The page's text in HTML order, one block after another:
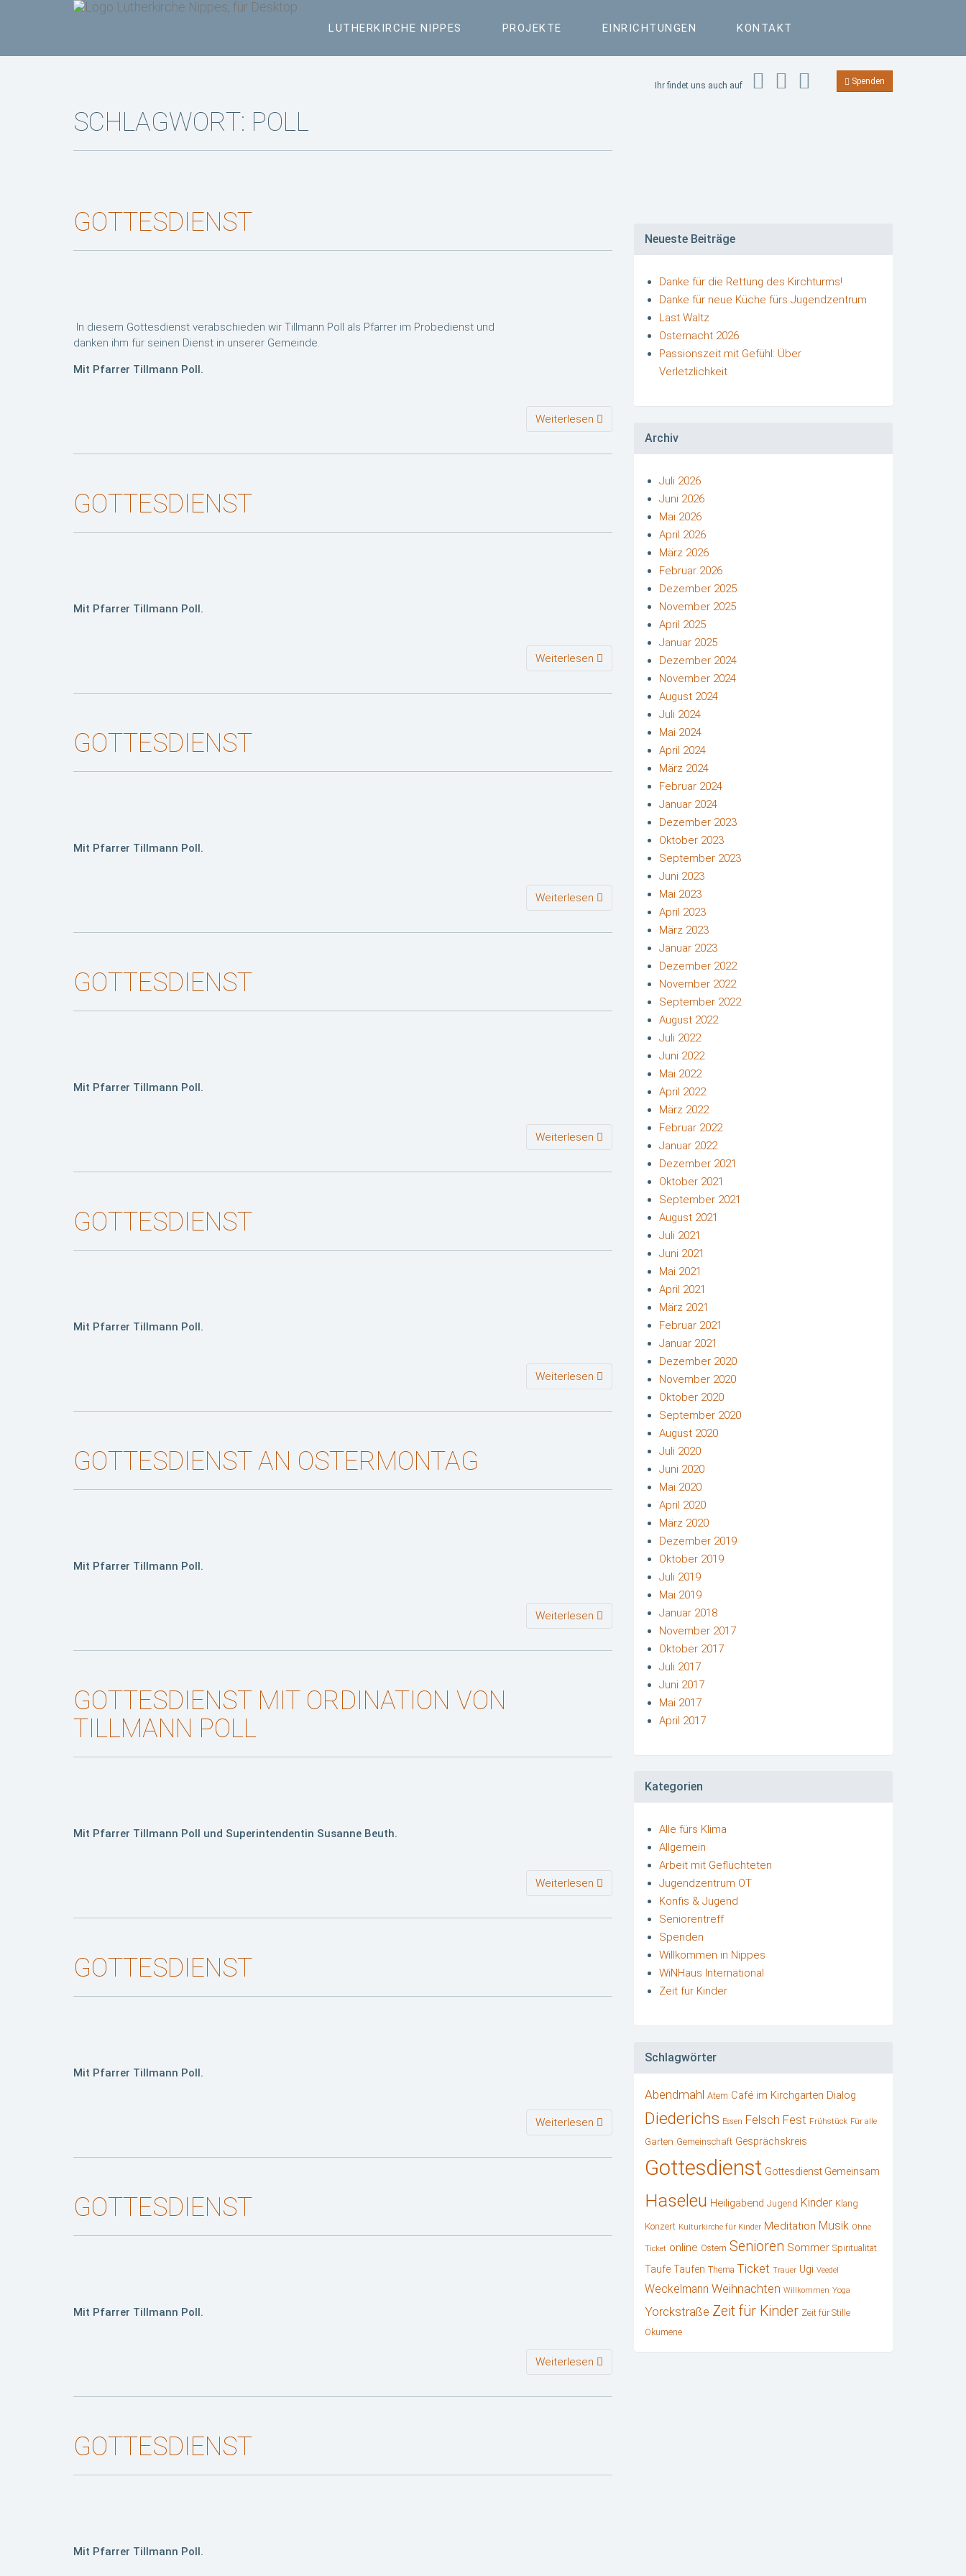
LUTHERKIRCHE NIPPES PROJEKTE EINRICHTUNGEN KONTAKT
Ihr findet uns auch auf Spenden
SCHLAGWORT: POLL
GOTTESDIENST
In diesem Gottesdienst verabschieden wir Tillmann Poll als Pfarrer im Probedienst und
danken ihm für seinen Dienst in unserer Gemeinde.
Mit Pfarrer Tillmann Poll.
Weiterlesen
GOTTESDIENST
Mit Pfarrer Tillmann Poll.
Weiterlesen
GOTTESDIENST
Mit Pfarrer Tillmann Poll.
Weiterlesen
GOTTESDIENST
Mit Pfarrer Tillmann Poll.
Weiterlesen
GOTTESDIENST
Mit Pfarrer Tillmann Poll.
Weiterlesen
GOTTESDIENST AN OSTERMONTAG
Mit Pfarrer Tillmann Poll.
Weiterlesen
GOTTESDIENST MIT ORDINATION VON
TILLMANN POLL
Mit Pfarrer Tillmann Poll und Superintendentin Susanne Beuth.
Weiterlesen
GOTTESDIENST
Mit Pfarrer Tillmann Poll.
Weiterlesen
GOTTESDIENST
Mit Pfarrer Tillmann Poll.
Weiterlesen
GOTTESDIENST
Mit Pfarrer Tillmann Poll.
Neueste Beiträge
Danke für die Rettung des Kirchturms!
Danke für neue Küche fürs Jugendzentrum
Last Waltz
Osternacht 2026
Passionszeit mit Gefühl: Über
Verletzlichkeit
Archiv
Juli 2026
Juni 2026
Mai 2026
April 2026
März 2026
Februar 2026
Dezember 2025
November 2025
April 2025
Januar 2025
Dezember 2024
November 2024
August 2024
Juli 2024
Mai 2024
April 2024
März 2024
Februar 2024
Januar 2024
Dezember 2023
Oktober 2023
September 2023
Juni 2023
Mai 2023
April 2023
März 2023
Januar 2023
Dezember 2022
November 2022
September 2022
August 2022
Juli 2022
Juni 2022
Mai 2022
April 2022
März 2022
Februar 2022
Januar 2022
Dezember 2021
Oktober 2021
September 2021
August 2021
Juli 2021
Juni 2021
Mai 2021
April 2021
März 2021
Februar 2021
Januar 2021
Dezember 2020
November 2020
Oktober 2020
September 2020
August 2020
Juli 2020
Juni 2020
Mai 2020
April 2020
März 2020
Dezember 2019
Oktober 2019
Juli 2019
Mai 2019
Januar 2018
November 2017
Oktober 2017
Juli 2017
Juni 2017
Mai 2017
April 2017
Kategorien
Alle fürs Klima
Allgemein
Arbeit mit Geflüchteten
Jugendzentrum OT
Konfis & Jugend
Seniorentreff
Spenden
Willkommen in Nippes
WiNHaus International
Zeit für Kinder
Schlagwörter
Abendmahl Atem Café im Kirchgarten Dialog
Diederichs Essen Felsch Fest Frühstück Für alle
Garten Gemeinschaft Gesprächskreis
Gottesdienst Gottesdienst Gemeinsam
Haseleu Heiligabend Jugend Kinder Klang
Konzert Kulturkirche für Kinder Meditation Musik Ohne
Ticket online Ostern Senioren Sommer Spiritualität
Taufe Taufen Thema Ticket Trauer Ugi Veedel
Weckelmann Weihnachten Willkommen Yoga
Yorckstraße Zeit für Kinder Zeit für Stille
Ökumene